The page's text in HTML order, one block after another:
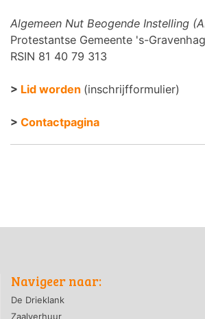
Algemeen Nut Beogende Instelling
Protestantse Gemeente 's-
RSIN 81 40 79 313
> Lid worden (inschrijfformulier)
> Contactpagina
Navigeer naar:
De Drieklank
Zaalverhuur